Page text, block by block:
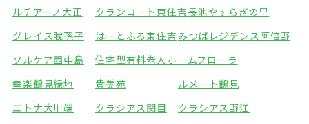
ルチアーノ大正
クランコート東住吉長池やすらぎの里
グレイス我孫子
はーとふる東住吉 みつばレジデンス阿倍野
ソルケア西中島
住宅型有料老人ホームフローラ
幸楽鶴見緑地
貴美苑
ルメート鶴見
エトナ大川端
クラシアス関目
クラシアス野江